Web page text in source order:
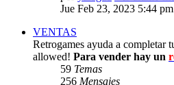
Jue Feb 23, 2023 5:44 pm
VENTAS
Retrogames ayuda a completar
allowed! Para vender hay un
59 Temas
256 Mensajes